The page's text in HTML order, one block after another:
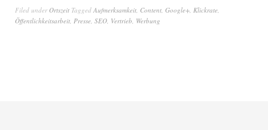
Filed underOrtszeit Tagged Aufmerksamkeit, Content, Google+, Klickrate,
Öffentlichkeitsarbeit, Presse, SEO, Vertrieb, Werbung